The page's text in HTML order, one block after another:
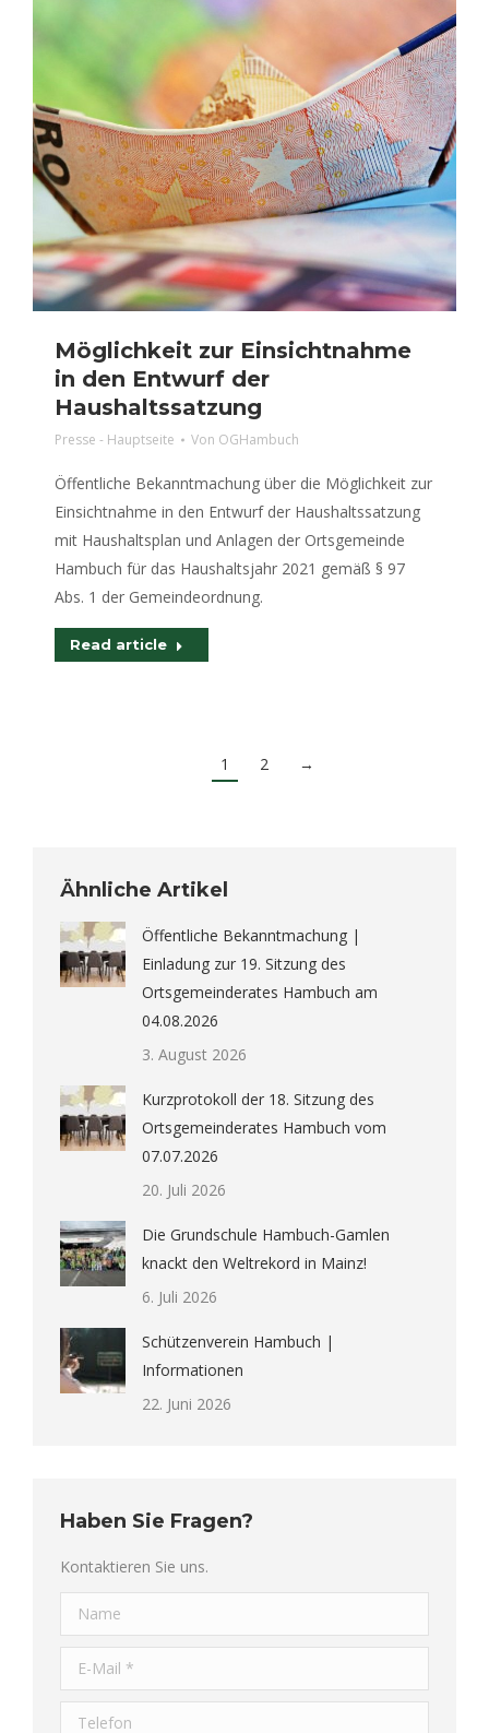
Möglichkeit zur Einsichtnahme
in den Entwurf der
Haushaltssatzung
Presse - Hauptseite Von OGHambuch
Öffentliche Bekanntmachung über die Möglichkeit zur
Einsichtnahme in den Entwurf der Haushaltssatzung
mit Haushaltsplan und Anlagen der Ortsgemeinde
Hambuch für das Haushaltsjahr 2021 gemäß § 97
Abs. 1 der Gemeindeordnung.
Read article
1 2 →
Ähnliche Artikel
Öffentliche Bekanntmachung |
Einladung zur 19. Sitzung des
Ortsgemeinderates Hambuch am
04.08.2026
3. August 2026
Kurzprotokoll der 18. Sitzung des
Ortsgemeinderates Hambuch vom
07.07.2026
20. Juli 2026
Die Grundschule Hambuch-Gamlen
knackt den Weltrekord in Mainz!
6. Juli 2026
Schützenverein Hambuch |
Informationen
22. Juni 2026
Haben Sie Fragen?
Kontaktieren Sie uns.
Name
E-Mail *
Telefon